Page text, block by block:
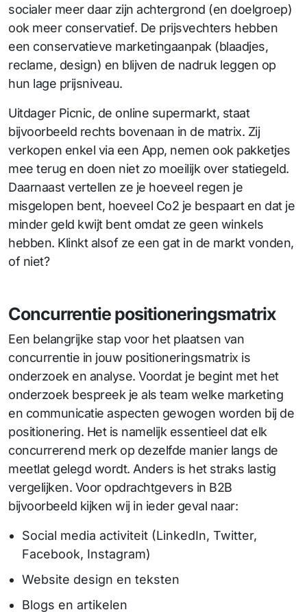
socialer meer daar zijn achtergrond (en doelgroep)
ook meer conservatief. De prijsvechters hebben
een conservatieve marketingaanpak (blaadjes,
reclame, design) en blijven de nadruk leggen op
hun lage prijsniveau.
Uitdager Picnic, de online supermarkt, staat
bijvoorbeeld rechts bovenaan in de matrix. Zij
verkopen enkel via een App, nemen ook pakketjes
mee terug en doen niet zo moeilijk over statiegeld.
Daarnaast vertellen ze je hoeveel regen je
misgelopen bent, hoeveel Co2 je bespaart en dat je
minder geld kwijt bent omdat ze geen winkels
hebben. Klinkt alsof ze een gat in de markt vonden,
of niet?
Concurrentie positioneringsmatrix
Een belangrijke stap voor het plaatsen van
concurrentie in jouw positioneringsmatrix is
onderzoek en analyse. Voordat je begint met het
onderzoek bespreek je als team welke marketing
en communicatie aspecten gewogen worden bij de
positionering. Het is namelijk essentieel dat elk
concurrerend merk op dezelfde manier langs de
meetlat gelegd wordt. Anders is het straks lastig
vergelijken. Voor opdrachtgevers in B2B
bijvoorbeeld kijken wij in ieder geval naar:
Social media activiteit (LinkedIn, Twitter,
Facebook, Instagram)
Website design en teksten
Blogs en artikelen